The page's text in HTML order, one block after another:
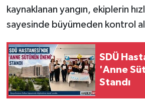
kaynaklanan yangın, ekiplerin
sayesinde büyümeden kontrol
SDÜ
'Anne
Standı
RESMİ İLANLAR
SAĞLIK
Spor
Tarihi Yapılarımız